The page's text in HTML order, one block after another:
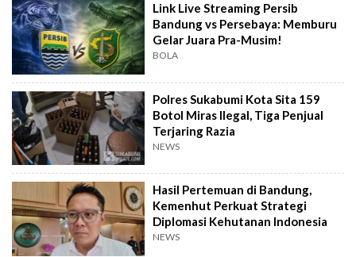
Link Live Streaming Persib
Bandung vs Persebaya: Memburu
Gelar Juara Pra-Musim!
BOLA
Polres Sukabumi Kota Sita 159
Botol Miras Ilegal, Tiga Penjual
Terjaring Razia
NEWS
Hasil Pertemuan di Bandung,
Kemenhut Perkuat Strategi
Diplomasi Kehutanan Indonesia
NEWS